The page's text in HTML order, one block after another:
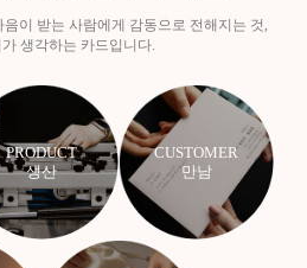
이 받는 사람에게 감동으로 전해지는 것,
생각하는 카드입니다.
PRODUCT
생산
CUSTOMER
만남